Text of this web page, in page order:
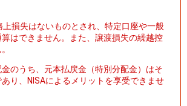
上損失はないものとされ、特定口座や一般
はできません。また、譲渡損失の繰越控
のうち、元本払戻金（特別分配金）はそ
り、NISAによるメリットを享受できませ